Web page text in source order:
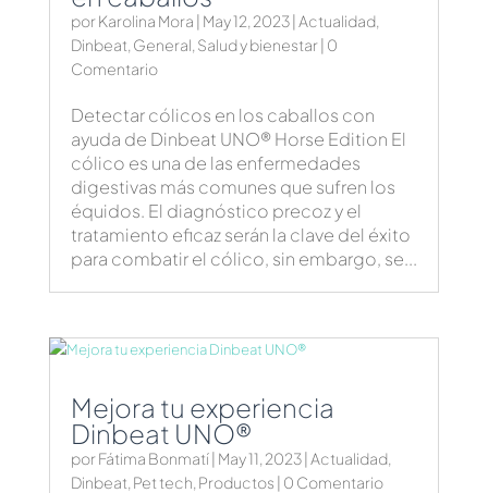
porKarolina Mora | May 12, 2023| Actualidad,
Dinbeat General Salud y bienestar| 0
Comentario
Detectar cólicos en los caballos con
ayuda de Dinbeat UNO® Horse Edition El
cólico es una de las enfermedades
digestivas más comunes que sufren los
équidos. El diagnóstico precoz y el
tratamiento eficaz serán la clave del éxito
para combatir el cólico, sin embargo, se...
Mejora tu experiencia
Dinbeat UNO®
porFátima Bonmatí| May 11, 2023| Actualidad,
Dinbeat, Pet tech, Productos | 0 Comentario